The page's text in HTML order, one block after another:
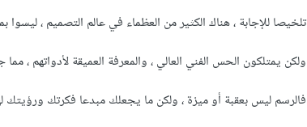
تلخيصا للإجابة ، هناك الكثير من العظماء في عالم التصميم ،
ولكن يمتلكون الحس الفني العالي ، والمعرفة العميقة لأدواتهم ،
فالرسم ليس بعقبة أو ميزة ، ولكن ما يجعلك مبدعا فكرتك ورؤيتك